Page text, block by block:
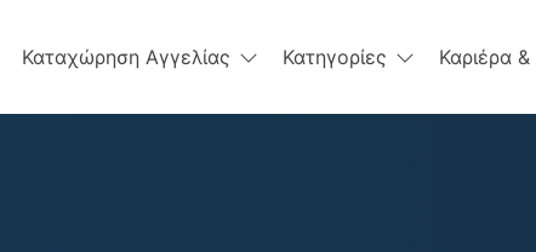
Καταχώρηση Αγγελίας Κατηγορίες Καριέρα